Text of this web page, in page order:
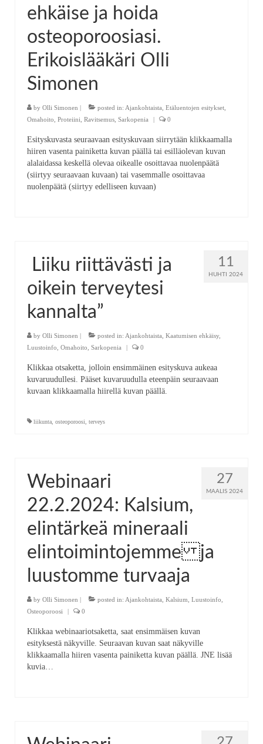
ehkäise ja hoida
osteoporoosiasi.
Erikoislääkäri Olli
Simonen
by Olli Simonen | posted in: Ajankohtaista Etäluentojen esitykset
Omahoito Proteiini Ravitsemus Sarkopenia | 0
Esityskuvasta seuraavaan esityskuvaan siirrytään klikkaamalla
hiiren vasenta painiketta kuvan päällä tai esilläolevan kuvan
alalaidassa keskellä olevaa oikealle osoittavaa nuolenpäätä
(siirtyy seuraavaan kuvaan) tai vasemmalle osoittavaa
nuolenpäätä (siirtyy edelliseen kuvaan)
11
HUHTI 2024
Liiku riittävästi ja
oikein terveytesi
kannalta”
by Olli Simonen | posted in: Ajankohtaista Kaatumisen ehkäisy,
Luustoinfo Omahoito Sarkopenia | 0
Klikkaa otsaketta, jolloin ensimmäinen esityskuva aukeaa
kuvaruudullesi. Pääset kuvaruudulla eteenpäin seuraavaan
kuvaan klikkaamalla hiirellä kuvan päällä.
liikunta osteoporoosi terveys
27
MAALIS 2024
Webinaari
22.2.2024: Kalsium,
elintärkeä mineraali
elintoimintojemme ja
luustomme turvaaja
by Olli Simonen | posted in: Ajankohtaista Kalsium Luustoinfo
Osteoporoosi
| 0
Klikkaa webinaariotsaketta, saat ensimmäisen kuvan
esityksestä näkyville. Seuraavan kuvan saat näkyville
klikkaamalla hiiren vasenta painiketta kuvan päällä. JNE lisää
kuvia…